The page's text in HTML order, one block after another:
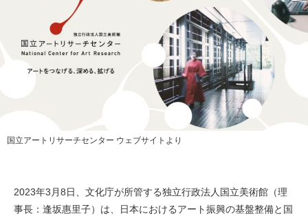
国立アートリサーチセンター ウェブサイトより
2023年3月8日、文化庁が所管する独立行政法人国立美術館（理
事長：逢坂惠里子）は、日本におけるアート振興の基盤整備と国